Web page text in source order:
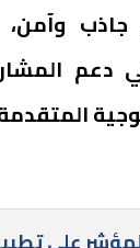
وآمن،
دعم